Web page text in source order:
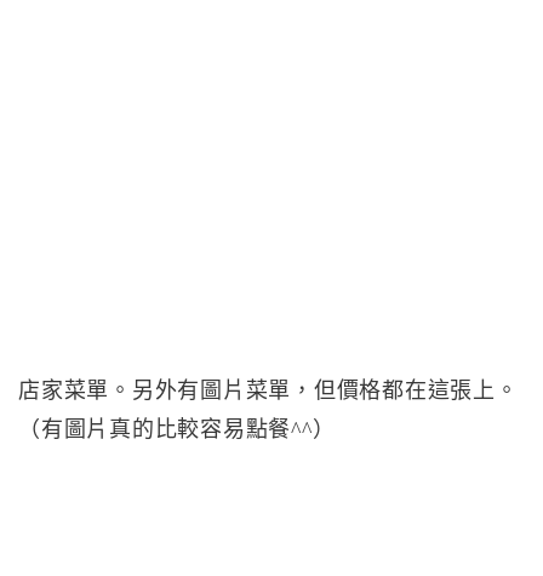
店家菜單。另外有圖片菜單，但價格都在這張上。
（有圖片真的比較容易點餐^^）